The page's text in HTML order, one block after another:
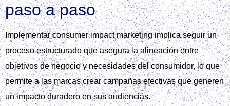
paso a paso
Implementar consumer impact marketing implica seguir un
proceso estructurado que asegura la alineación entre
objetivos de negocio y necesidades del consumidor, lo que
permite a las marcas crear campañas efectivas que generen
un impacto duradero en sus audiencias.